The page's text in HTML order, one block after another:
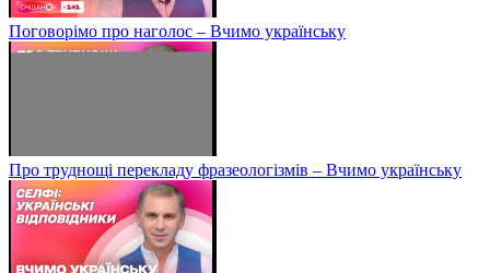
Поговорімо про наголос – Вчимо українську
Про труднощі перекладу фразеологізмів – Вчимо українську